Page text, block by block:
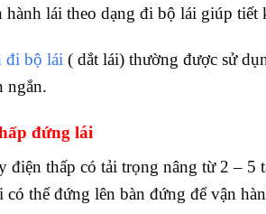
hành lái theo dạng đi bộ lái giúp
đi bộ lái ( dắt lái) thường được sử
ngắn.
đứng lái
điện thấp có tải trọng nâng từ 2 –
thể đứng lên bàn đứng để vận